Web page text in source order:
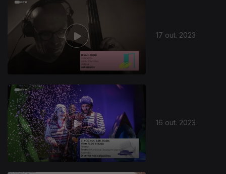
17 out. 2023
16 out. 2023